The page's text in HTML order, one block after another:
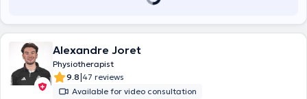
Alexandre Joret
Physiotherapist
9.8|47 reviews
Available for video consultation